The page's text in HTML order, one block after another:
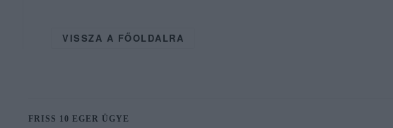
VISSZA A FŐOLDALRA
FRISS 10 EGER ÜGYE